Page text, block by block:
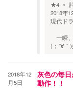
★4
2018年
現代ド
一瞬
(；´∀｀
2018年12
月5日
灰色の毎
動作！！